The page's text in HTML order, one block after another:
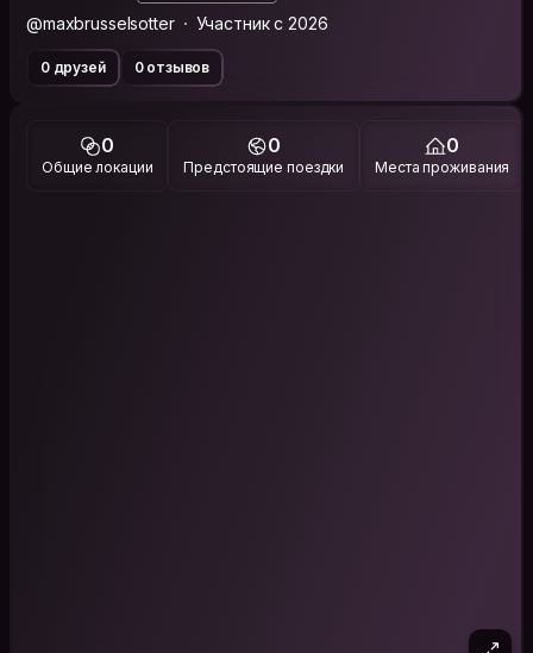
@maxbrusselsotter Участник с 2026
0 друзей 0 отзывов
0
Общие локации
0
Предстоящие поездки
0
Места проживания